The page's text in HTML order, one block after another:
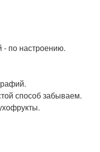
- по настроению.
способ забываем.